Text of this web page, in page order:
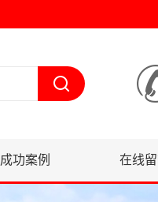
成功案例 在线